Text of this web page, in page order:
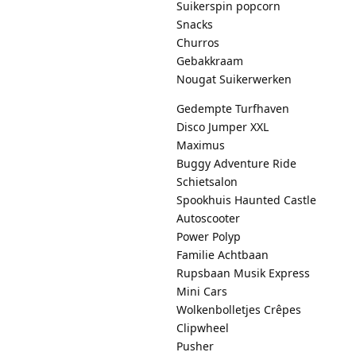
Suikerspin popcorn
Snacks
Churros
Gebakkraam
Nougat Suikerwerken
Gedempte Turfhaven
Disco Jumper XXL
Maximus
Buggy Adventure Ride
Schietsalon
Spookhuis Haunted Castle
Autoscooter
Power Polyp
Familie Achtbaan
Rupsbaan Musik Express
Mini Cars
Wolkenbolletjes Crêpes
Clipwheel
Pusher